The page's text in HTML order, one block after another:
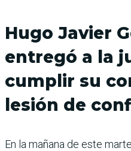
Hugo Javier
entregó a la
cumplir su
lesión de
En la mañana de este